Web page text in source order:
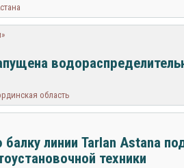
область
балку линии Tarlan Astana
техники